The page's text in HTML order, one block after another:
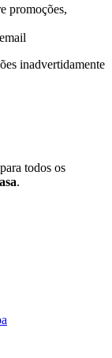
promoções,
inadvertidamente
todos os
.